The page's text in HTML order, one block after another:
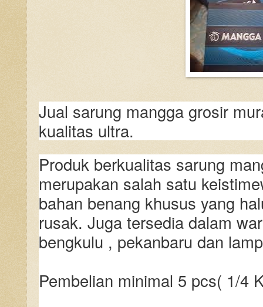
Jual sarung mangga grosir
kualitas ultra.
Produk berkualitas sarung
merupakan salah satu
bahan benang khusus yang
rusak. Juga tersedia dalam
bengkulu , pekanbaru dan
Pembelian minimal 5 pcs( 1/4